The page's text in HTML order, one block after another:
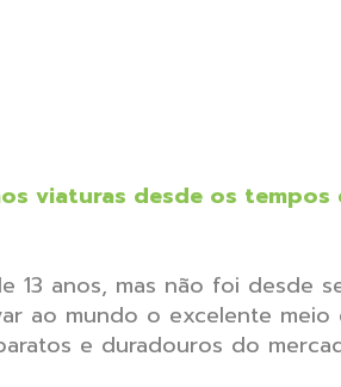
viaturas desde os
anos, mas não foi desde
ao mundo o excelente
e duradouros do